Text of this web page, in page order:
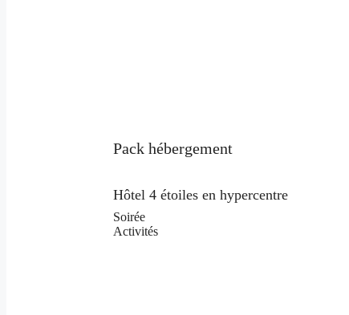
Pack hébergement
Hôtel 4 étoiles en hypercentre
Soirée
Activités